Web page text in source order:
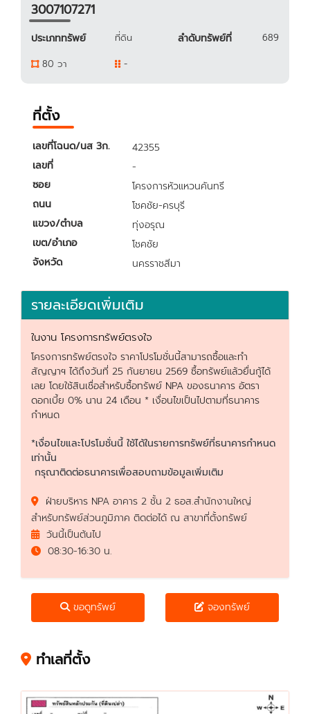
3007107271
ประเภททรัพย์ ที่ดิน ลำดับทรัพย์ที่
689
80 วา
-
ที่ตั้ง
เลขที่โฉนด/นส 3ก.
42355
เลขที่
-
ซอย
โครงการหัวแหวนคันทรี
ถนน
โชคชัย-ครบุรี
แขวง/ตำบล
ทุ่งอรุณ
เขต/อำเภอ
โชคชัย
จังหวัด
นครราชสีมา
รายละเอียดเพิ่มเติม
ในงาน โครงการทรัพย์ตรงใจ
โครงการทรัพย์ตรงใจ ราคาโปรโมชั่นนี้สามารถซื้อและทำ
สัญญาฯ ได้ถึงวันที่ 25 กันยายน 2569 ซื้อทรัพย์แล้วยื่นกู้ได้
เลย โดยใช้สินเชื่อสำหรับซื้อทรัพย์ NPA ของธนาคาร อัตรา
ดอกเบี้ย 0% นาน 24 เดือน * เงื่อนไขเป็นไปตามที่ธนาคาร
กำหนด
*เงื่อนไขและโปรโมชั่นนี้ ใช้ได้ในรายการทรัพย์ที่ธนาคารกำหนด
เท่านั้น
กรุณาติดต่อธนาคารเพื่อสอบถามข้อมูลเพิ่มเติม
ฝ่ายบริหาร NPA อาคาร 2 ชั้น 2 ธอส.สำนักงานใหญ่
สำหรับทรัพย์ส่วนภูมิภาค ติดต่อได้ ณ สาขาที่ตั้งทรัพย์
วันนี้เป็นต้นไป
08:30-16:30 น.
ขอดูทรัพย์ จองทรัพย์
ทำเลที่ตั้ง